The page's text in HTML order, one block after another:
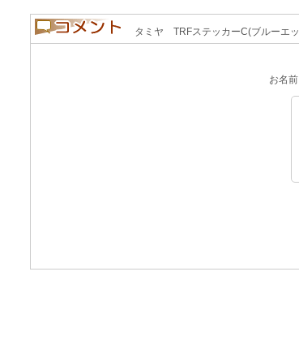
タミヤ TRFステッカーC(ブルーエ
お名